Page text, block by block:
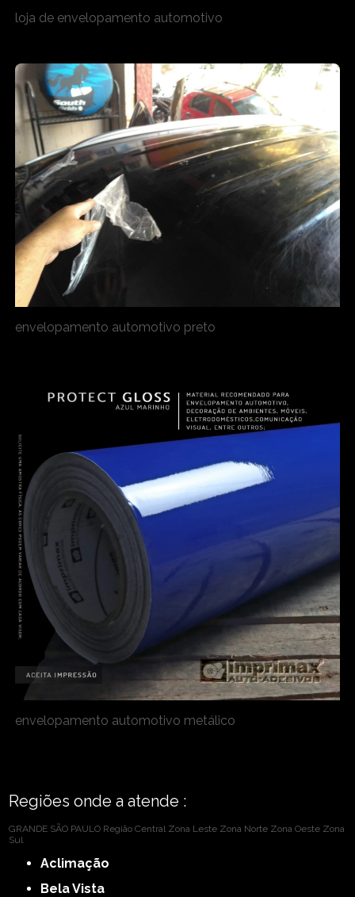
loja de envelopamento automotivo
envelopamento automotivo preto
envelopamento automotivo metálico
Regiões onde a atende :
GRANDE SÃO PAULO Região Central Zona Leste Zona Norte Zona Oeste Zona
Sul
Aclimação
Bela Vista